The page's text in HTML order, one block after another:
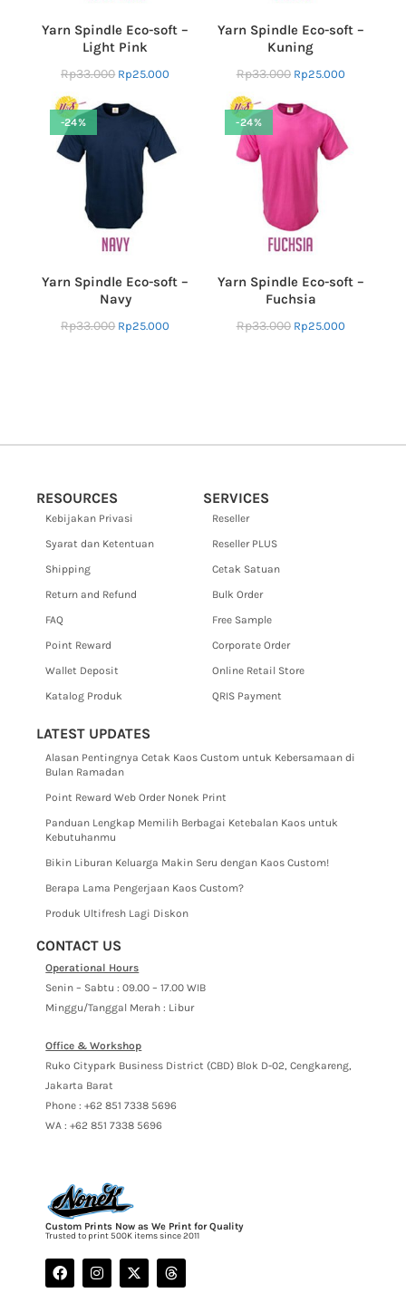
Yarn Spindle Eco-soft –
Light Pink
Rp33.000 Rp25.000
Yarn Spindle Eco-soft –
Kuning
Rp33.000 Rp25.000
-24%
Yarn Spindle Eco-soft –
Navy
Rp33.000 Rp25.000
-24%
Yarn Spindle Eco-soft –
Fuchsia
Rp33.000 Rp25.000
RESOURCES SERVICES
LATEST UPDATES
CONTACT US
Kebijakan Privasi
Syarat dan Ketentuan
Shipping
Return and Refund
FAQ
Point Reward
Wallet Deposit
Katalog Produk
Reseller
Reseller PLUS
Cetak Satuan
Bulk Order
Free Sample
Corporate Order
Online Retail Store
QRIS Payment
Alasan Pentingnya Cetak Kaos Custom untuk Kebersamaan di
Bulan Ramadan
Point Reward Web Order Nonek Print
Panduan Lengkap Memilih Berbagai Ketebalan Kaos untuk
Kebutuhanmu
Bikin Liburan Keluarga Makin Seru dengan Kaos Custom!
Berapa Lama Pengerjaan Kaos Custom?
Produk Ultifresh Lagi Diskon
Operational Hours
Senin – Sabtu : 09.00 – 17.00 WIB
Minggu/Tanggal Merah : Libur
Office & Workshop
Ruko Citypark Business District (CBD) Blok D-02, Cengkareng,
Jakarta Barat
Phone : +62 851 7338 5696
WA : +62 851 7338 5696
Custom Prints Now as We Print for Quality
Trusted to print 500K items since 2011